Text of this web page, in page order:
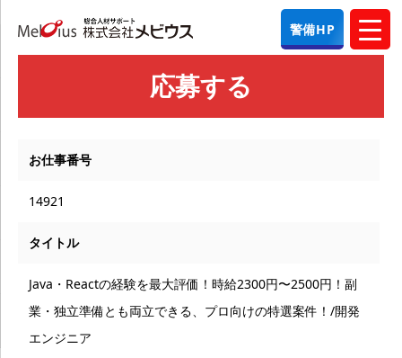
警備HP
応募する
お仕事番号
14921
タイトル
Java・Reactの経験を最大評価！時給2300円〜2500円！副
業・独立準備とも両立できる、プロ向けの特選案件！/開発
エンジニア